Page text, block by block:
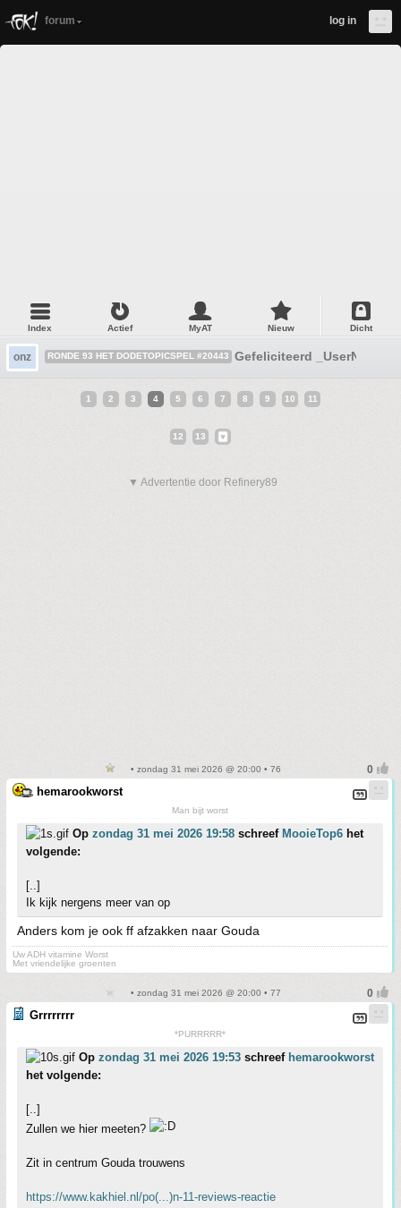
forum log in
Index Actief MyAT Nieuw Dicht
onz RONDE 93 HET DODETOPICSPEL #20443 Gefeliciteerd _UserName_
1 2 3 4 5 6 7 8 9 10 11
12 13
▼ Advertentie door Refinery89
• zondag 31 mei 2026 @ 20:00 • 76
hemarookworst
Man bijt worst
Op zondag 31 mei 2026 19:58 schreef MooieTop6 het
volgende:
[..]
Ik kijk nergens meer van op
Anders kom je ook ff afzakken naar Gouda
Uw ADH vitamine Worst
Met vriendelijke groenten
• zondag 31 mei 2026 @ 20:00 • 77
Grrrrrrrr
*PURRRRR*
Op zondag 31 mei 2026 19:53 schreef hemarookworst
het volgende:
[..]
Zullen we hier meeten?
Zit in centrum Gouda trouwens
https://www.kakhiel.nl/po(...)n-11-reviews-reactie